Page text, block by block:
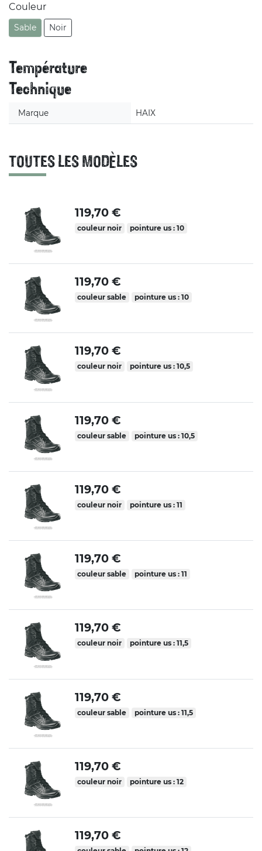
Couleur
Sable Noir
Température
Technique
Marque HAIX
TOUTES LES MODÈLES
119,70 €
couleur noir pointure us : 10
119,70 €
couleur sable pointure us : 10
119,70 €
couleur noir pointure us : 10,5
119,70 €
couleur sable pointure us : 10,5
119,70 €
couleur noir pointure us : 11
119,70 €
couleur sable pointure us : 11
119,70 €
couleur noir pointure us : 11,5
119,70 €
couleur sable pointure us : 11,5
119,70 €
couleur noir pointure us : 12
119,70 €